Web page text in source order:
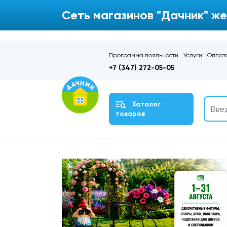
Сеть магазинов "Дачник"
Программа лояльности Услуги
+7 (347) 272-05-05
Каталог
товаров